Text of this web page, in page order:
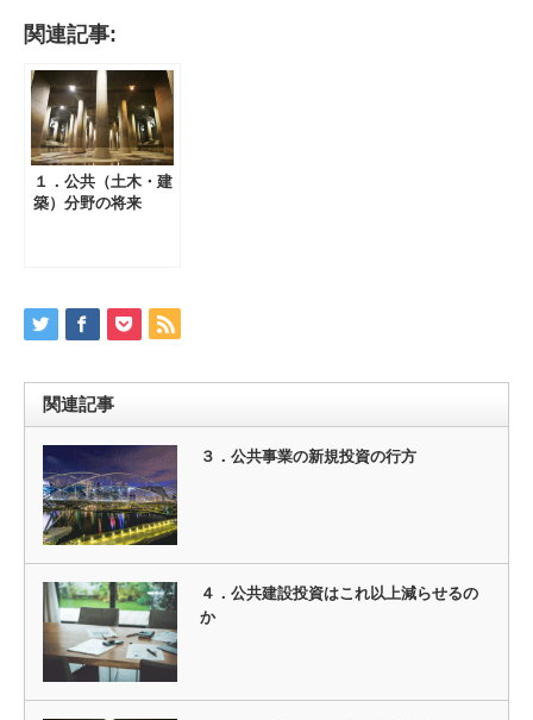
関連記事:
１．公共（土木・建
築）分野の将来
関連記事
３．公共事業の新規投資の行方
４．公共建設投資はこれ以上減らせるの
か